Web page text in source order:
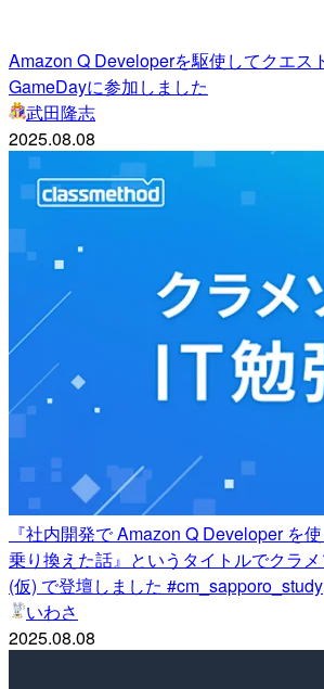
Amazon Q Developerを駆使してクエス
GameDayに参加しました
武田隆志
2025.08.08
『社内開発で Amazon Q Developer を
乗り換えた話』というタイトルでクラ
(仮) で登壇しました #cm_sapporo_study
いわさ
2025.08.08